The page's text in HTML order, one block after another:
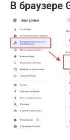
В браузере